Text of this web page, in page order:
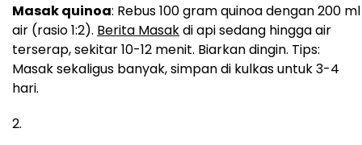
Masak quinoa: Rebus 100 gram quinoa dengan 200 ml
air (rasio 1:2). Berita Masakdi api sedang hingga air
terserap, sekitar 10-12 menit. Biarkan dingin. Tips:
Masak sekaligus banyak, simpan di kulkas untuk 3-4
hari.